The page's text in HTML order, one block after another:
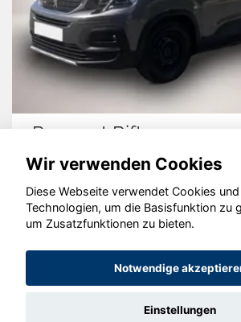
Peugeot Rifter
© konjunkturmotor.de GmbH
Wir verwenden Cookies
Diese Webseite verwendet Cookies
Technologien, um die Basisfunktion zu
um Zusatzfunktionen zu bieten.
Notwendige
Einstellungen